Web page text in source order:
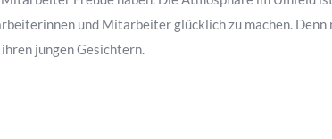
und Mitarbeiter glücklich zu machen. Denn
jungen Gesichtern.